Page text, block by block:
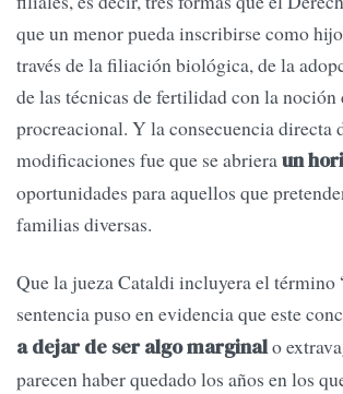
que un menor pueda inscribirse como
través de la filiación biológica, de la
de las técnicas de fertilidad con la noción
procreacional. Y la consecuencia directa
modificaciones fue que se abrieraun
oportunidades para aquellos que
familias diversas.
Que la jueza Cataldi incluyera el término
sentencia puso en evidencia que este
a dejar de ser algo marginalo
parecen haber quedado los años en los